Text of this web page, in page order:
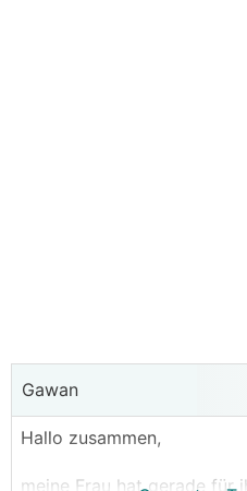
Gawan
Hallo zusammen,
meine Frau hat gerade für